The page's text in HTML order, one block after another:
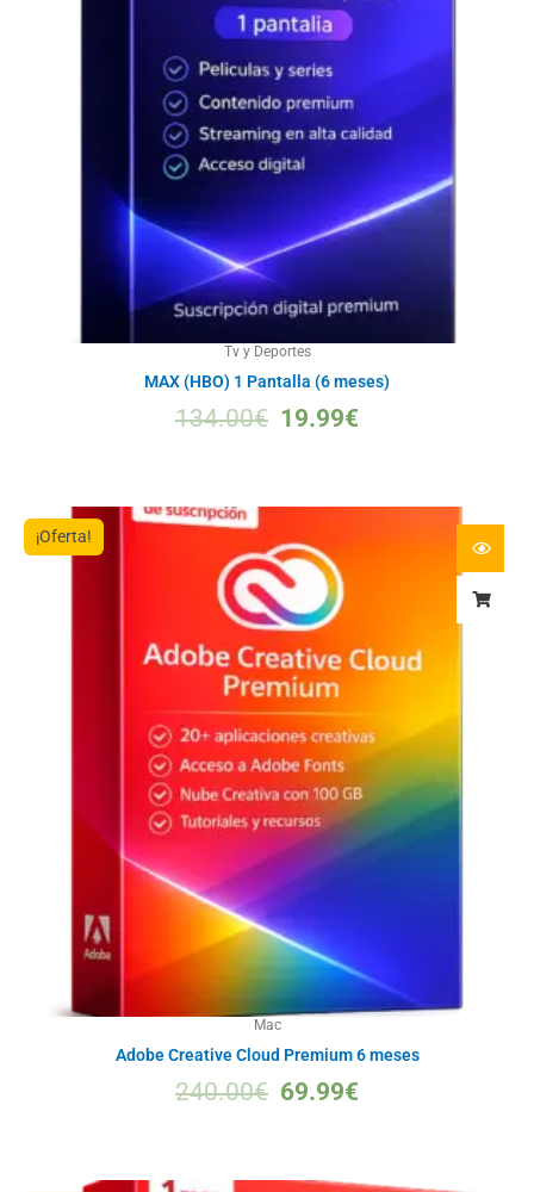
Tv y Deportes
MAX (HBO) 1 Pantalla (6 meses)
134.00€ 19.99€
¡Oferta!
Mac
Adobe Creative Cloud Premium 6 meses
240.00€ 69.99€